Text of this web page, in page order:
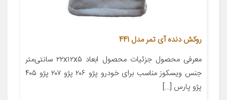
روکش دنده آی تمر مدل 441
معرفی محصول جزئیات محصول ابعاد ۲۲x۱۲x۵ سانتی‌متر
جنس ویسکوز مناسب برای خودرو پژو ۲۰۶ پژو ۲۰۷ پژو ۴۰۵
پژو پارس […]